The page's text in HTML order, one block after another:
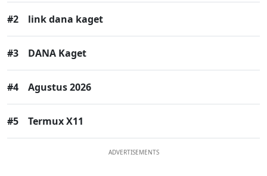
#2 link dana kaget
#3 DANA Kaget
#4 Agustus 2026
#5 Termux X11
ADVERTISEMENTS